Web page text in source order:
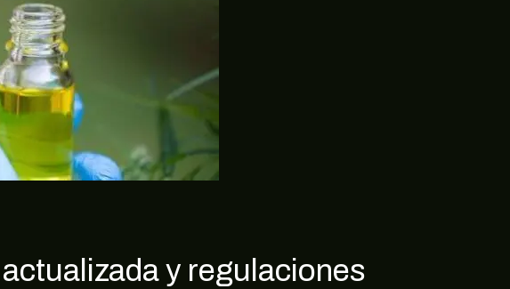
y regulaciones